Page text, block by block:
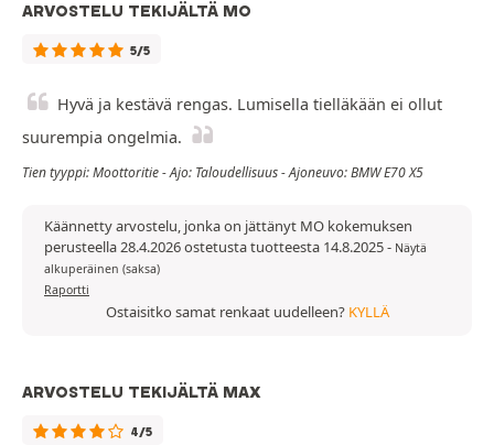
ARVOSTELU TEKIJÄLTÄ MO
5/5
Hyvä ja kestävä rengas. Lumisella tielläkään ei ollut
suurempia ongelmia.
Tien tyyppi: Moottoritie - Ajo: Taloudellisuus - Ajoneuvo: BMW E70 X5
Käännetty arvostelu, jonka on jättänyt MO kokemuksen
perusteella 28.4.2026 ostetusta tuotteesta 14.8.2025- Näytä
alkuperäinen (saksa)
Raportti
Ostaisitko samat renkaat uudelleen? KYLLÄ
ARVOSTELU TEKIJÄLTÄ MAX
4/5